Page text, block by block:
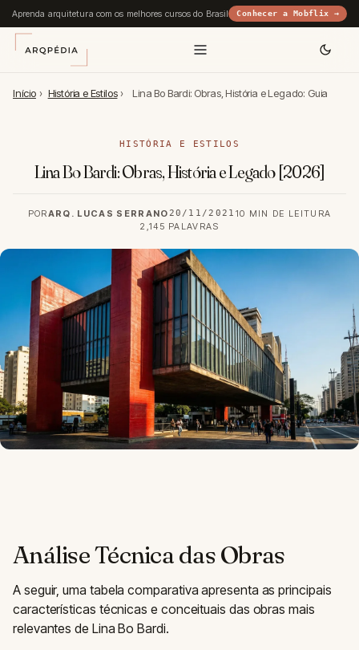
Aprenda arquitetura com os melhores cursos do Brasil Conhecer a Mobflix →
Início › História e Estilos › Lina Bo Bardi: Obras, História e Legado: Guia
HISTÓRIA E ESTILOS
Lina Bo Bardi: Obras, História e Legado [2026]
PORARQ. LUCAS SERRANO20/11/2021 10 MIN DE LEITURA
2,145 PALAVRAS
Análise Técnica das Obras
A seguir, uma tabela comparativa apresenta as principais
características técnicas e conceituais das obras mais
relevantes de Lina Bo Bardi.